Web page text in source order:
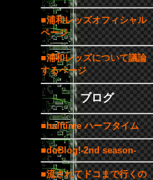
■浦和レッズオフィシャル
ページ
■浦和レッズについて議論
するページ
ブログ
■halftime ハーフタイム
■doBlog!-2nd season-
■流されてドコまで行くの